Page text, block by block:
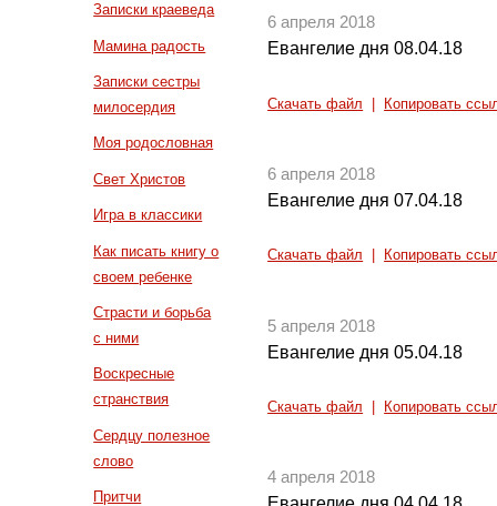
Записки краеведа
Мамина радость
Записки сестры
милосердия
Моя родословная
Свет Христов
Игра в классики
Как писать книгу о
своем ребенке
Страсти и борьба
с ними
Воскресные
странствия
Сердцу полезное
слово
Притчи
6 апреля 2018
Евангелие дня 08.04.18
Скачать файл Копировать
6 апреля 2018
Евангелие дня 07.04.18
Скачать файл Копировать
5 апреля 2018
Евангелие дня 05.04.18
Скачать файл Копировать
4 апреля 2018